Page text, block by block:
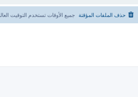
جميع الأوقات تستخدم التوقيت حذف الملفات المؤقتة